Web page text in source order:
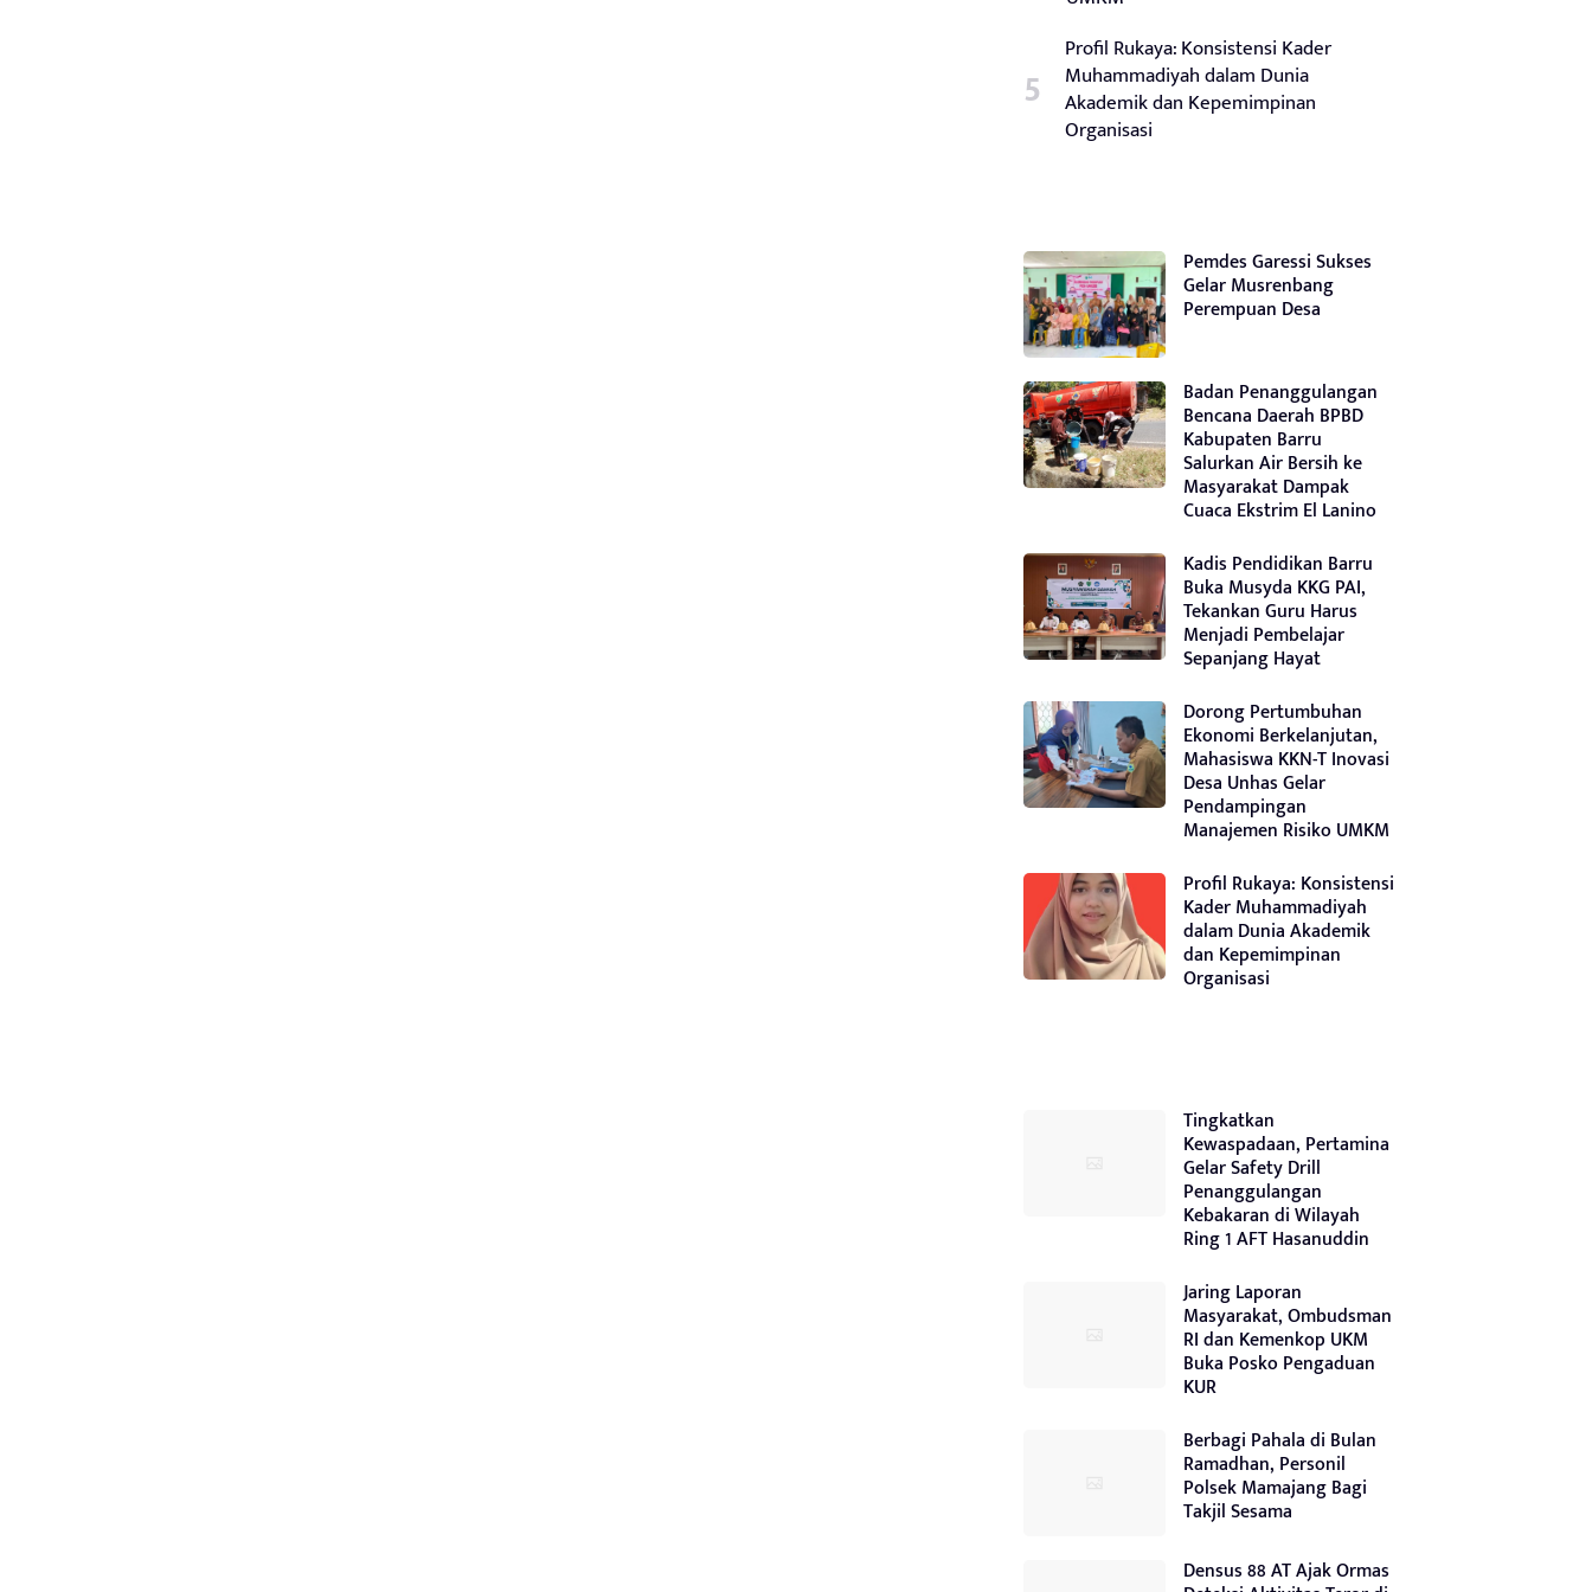
Profil Rukaya: Konsistensi Kader
Muhammadiyah dalam Dunia
Akademik dan Kepemimpinan
Organisasi
Pemdes Garessi Sukses
Gelar Musrenbang
Perempuan Desa
Badan Penanggulangan
Bencana Daerah BPBD
Kabupaten Barru
Salurkan Air Bersih ke
Masyarakat Dampak
Cuaca Ekstrim El Lanino
Kadis Pendidikan Barru
Buka Musyda KKG PAI,
Tekankan Guru Harus
Menjadi Pembelajar
Sepanjang Hayat
Dorong Pertumbuhan
Ekonomi Berkelanjutan,
Mahasiswa KKN-T Inovasi
Desa Unhas Gelar
Pendampingan
Manajemen Risiko UMKM
Profil Rukaya: Konsistensi
Kader Muhammadiyah
dalam Dunia Akademik
dan Kepemimpinan
Organisasi
Tingkatkan
Kewaspadaan, Pertamina
Gelar Safety Drill
Penanggulangan
Kebakaran di Wilayah
Ring 1 AFT Hasanuddin
Jaring Laporan
Masyarakat, Ombudsman
RI dan Kemenkop UKM
Buka Posko Pengaduan
KUR
Berbagi Pahala di Bulan
Ramadhan, Personil
Polsek Mamajang Bagi
Takjil Sesama
Densus 88 AT Ajak Ormas